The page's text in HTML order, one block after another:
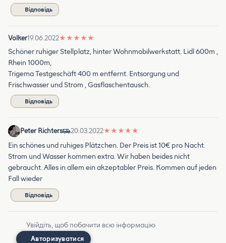
Відповідь
Volker19.06.2022★ ★ ★ ★ ★
Schöner ruhiger Stellplatz, hinter Wohnmobilwerkstatt. Lidl 600m ,
Rhein 1000m,
Trigema Testgeschäft 400 m entfernt. Entsorgung und
Frischwasser und Strom , Gasflaschentausch.
Відповідь
Peter Richters 20.03.2022★ ★ ★ ★ ★
Ein schönes und ruhiges Plätzchen. Der Preis ist 10€ pro Nacht.
Strom und Wasser kommen extra. Wir haben beides nicht
gebraucht. Alles in allem ein akzeptabler Preis. Kommen auf jeden
Fall wieder
Відповідь
Увійдіть, щоб побачити всю інформацію
Авторизуватися